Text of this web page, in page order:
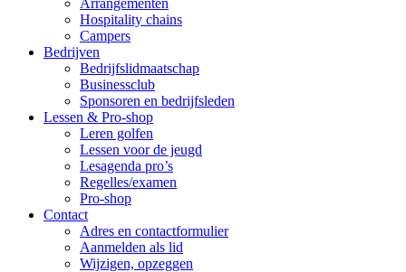
Arrangementen
Hospitality chains
Campers
Bedrijven
Bedrijfslidmaatschap
Businessclub
Sponsoren en bedrijfsleden
Lessen & Pro-shop
Leren golfen
Lessen voor de jeugd
Lesagenda pro’s
Regelles/examen
Pro-shop
Contact
Adres en contactformulier
Aanmelden als lid
Wijzigen, opzeggen